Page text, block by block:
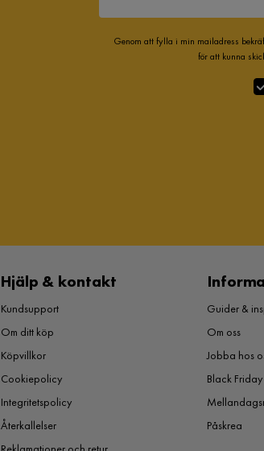
Genom att fylla i min mailadress
för att kunna
Hjälp & kontakt
Kundsupport
Om ditt köp
Köpvillkor
Cookiepolicy
Integritetspolicy
Återkallelser
Guider &
Om oss
Jobba hos
Black Friday
Påskrea